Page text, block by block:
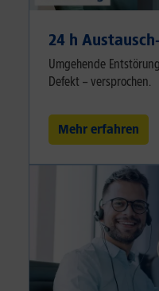
24 h
Umgehende
Defekt – versprochen.
Mehr erfahren